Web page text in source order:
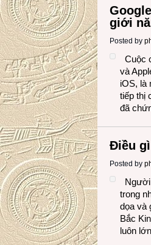
giới
Posted by
Cuộc
và
iOS, là
tiếp thị
đã
Điều
Posted by
Người
trong
dọa và
Bắc
luôn